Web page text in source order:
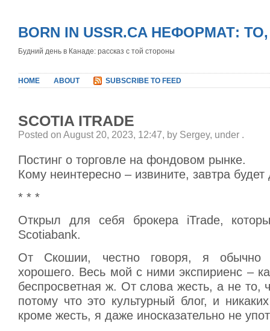
BORN IN USSR.CA НЕФОРМАТ:
Будний день в Канаде: рассказ с той стороны
HOME ABOUT SUBSCRIBE TO FEED
SCOTIA ITRADE
Posted on August 20, 2023, 12:47, by Sergey, under .
Постинг о торговле на фондовом рынке.
Кому неинтересно – извините, завтра будет
* * *
Открыл для себя брокера iTrade,
Scotiabank.
От Скошии, честно говоря, я обычно
хорошего. Весь мой с ними экспириенс –
беспросветная ж. От слова жесть, а не то,
потому что это культурный блог, и
кроме жесть, я даже иносказательно не